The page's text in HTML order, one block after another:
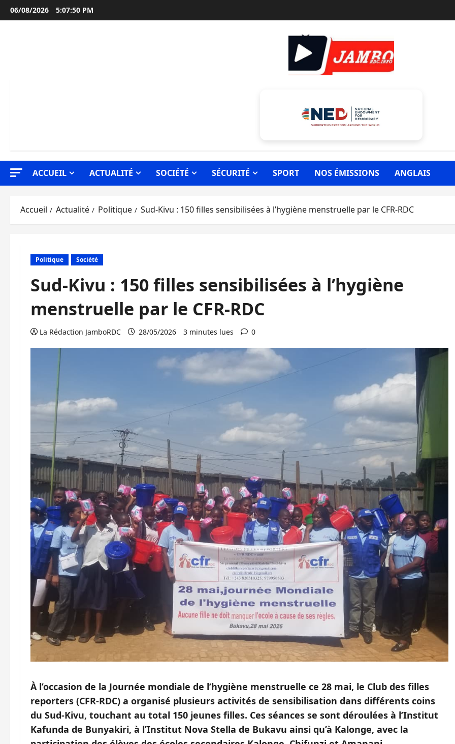
Aller
au
06/08/2026 5:07:51 PM
ACCUEIL ACTUALITÉ SOCIÉTÉ SÉCURITÉ SPORT NOS ÉMISSIONS ANGLAIS
Accueil Actualité Politique Sud-Kivu : 150 filles sensibilisées à l’hygiène menstruelle par le CFR-RDC
Politique Société
Sud-Kivu : 150 filles sensibilisées à l’hygiène
menstruelle par le CFR-RDC
La Rédaction JamboRDC 28/05/2026 3 minutes lues 0
À l’occasion de la Journée mondiale de l’hygiène menstruelle ce 28 mai, le Club des filles
reporters (CFR-RDC) a organisé plusieurs activités de sensibilisation dans différents coins
du Sud-Kivu, touchant au total 150 jeunes filles. Ces séances se sont déroulées à l’Institut
Kafunda de Bunyakiri, à l’Institut Nova Stella de Bukavu ainsi qu’à Kalonge, avec la